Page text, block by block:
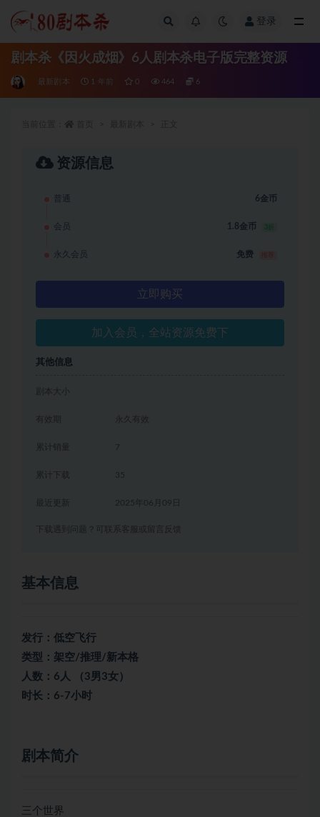
登录
剧本杀《因火成烟》6人剧本杀电子版完整资源
最新剧本 1 年前 0 464 6
资源信息
普通 6金币
会员 1.8金币 3折
永久会员 免费
立即购买
加入会员，全站资源免费下
其他信息
剧本大小
有效期 永久有效
累计销量 7
累计下载 35
2025年06月09日
下载遇到问题？可联系客服或留言反馈
基本信息
发行：低空飞行
类型：架空/推理/新本格
人数：6人 （3男3女）
时长：6-7小时
剧本简介
三个世界